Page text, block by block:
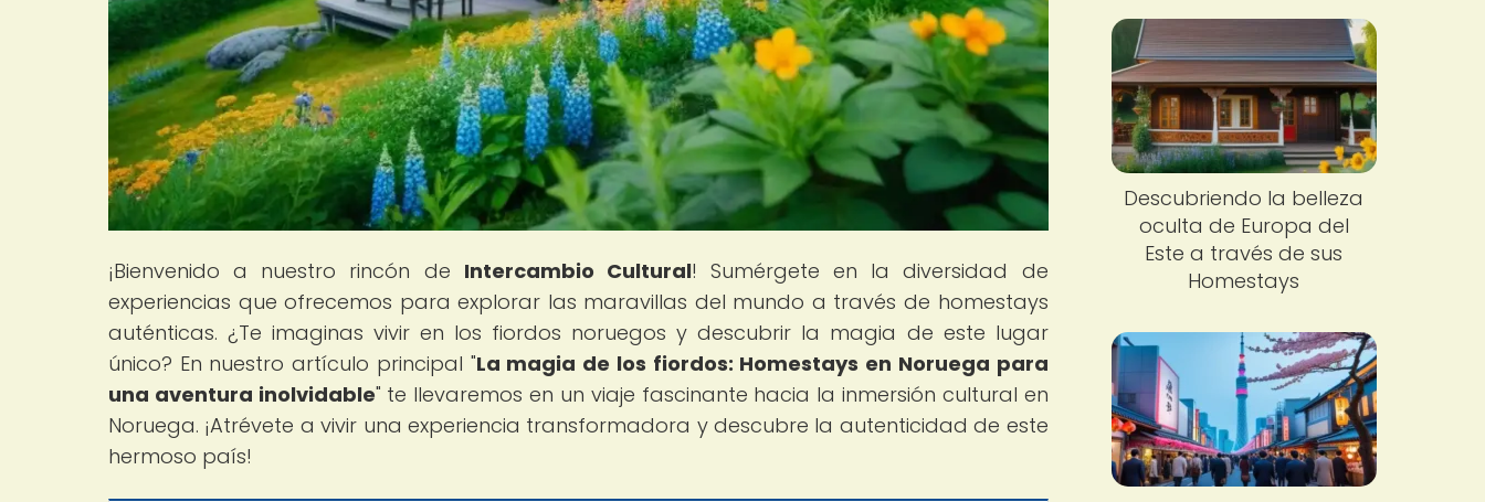
¡Bienvenido a nuestro rincón de Intercambio Cultural! Sumérgete en la diversidad de
experiencias que ofrecemos para explorar las maravillas del mundo a través de homestays
auténticas. ¿Te imaginas vivir en los fiordos noruegos y descubrir la magia de este lugar
único? En nuestro artículo principal "La magia de los fiordos: Homestays en Noruega para
una aventura inolvidable" te llevaremos en un viaje fascinante hacia la inmersión cultural en
Noruega. ¡Atrévete a vivir una experiencia transformadora y descubre la autenticidad de este
hermoso país!
Descubriendo la belleza
oculta de Europa del
Este a través de sus
Homestays